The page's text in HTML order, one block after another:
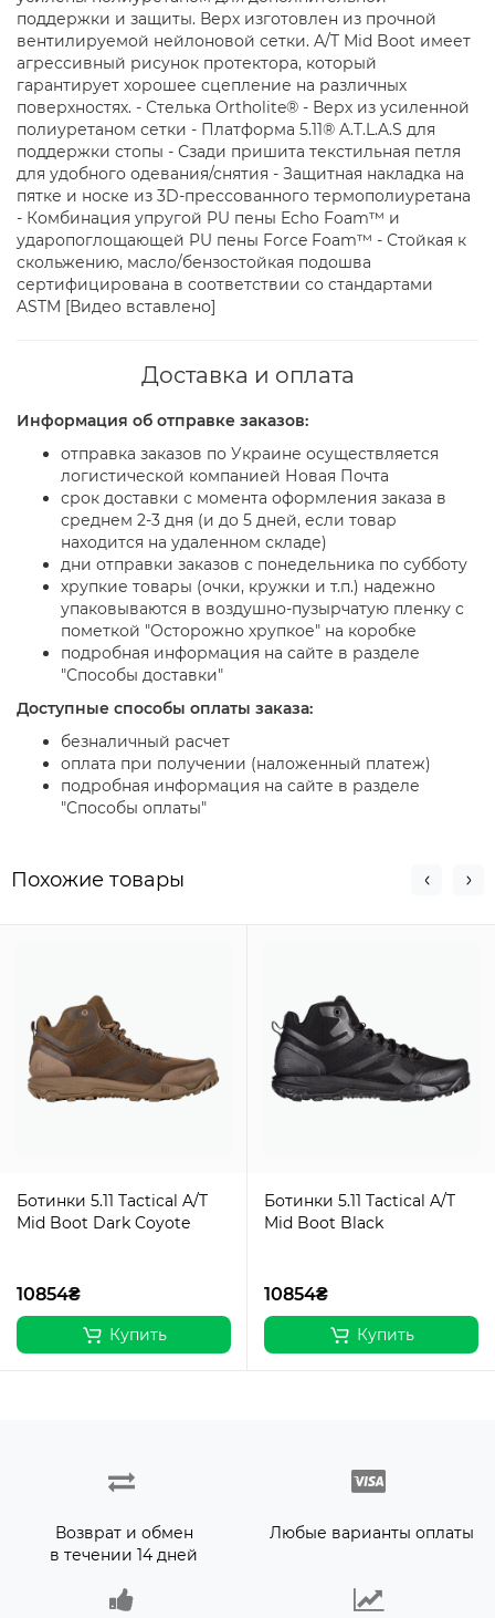
поддержки и защиты. Верх изготовлен из прочной
вентилируемой нейлоновой сетки. A/T Mid Boot имеет
агрессивный рисунок протектора, который
гарантирует хорошее сцепление на различных
поверхностях. - Стелька Ortholite® - Верх из усиленной
полиуретаном сетки - Платформа 5.11® A.T.L.A.S для
поддержки стопы - Сзади пришита текстильная петля
для удобного одевания/снятия - Защитная накладка на
пятке и носке из 3D-прессованного термополиуретана
- Комбинация упругой PU пены Echo Foam™ и
ударопоглощающей PU пены Force Foam™ - Стойкая к
скольжению, масло/бензостойкая подошва
сертифицирована в соответствии со стандартами
ASTM [Видео вставлено]
Доставка и оплата
Информация об отправке заказов:
отправка заказов по Украине осуществляется
логистической компанией Новая Почта
срок доставки с момента оформления заказа в
среднем 2-3 дня (и до 5 дней, если товар
находится на удаленном складе)
дни отправки заказов с понедельника по субботу
хрупкие товары (очки, кружки и т.п.) надежно
упаковываются в воздушно-пузырчатую пленку с
пометкой "Осторожно хрупкое" на коробке
подробная информация на сайте в разделе
"Способы доставки"
Доступные способы оплаты заказа:
безналичный расчет
оплата при получении (наложенный платеж)
подробная информация на сайте в разделе
"Способы оплаты"
Похожие товары
Ботинки 5.11 Tactical A/T
Mid Boot Dark Coyote
10854₴
Купить
Ботинки 5.11 Tactical A/T
Mid Boot Black
10854₴
Купить
Возврат и обмен
в течении 14 дней
Любые варианты оплаты